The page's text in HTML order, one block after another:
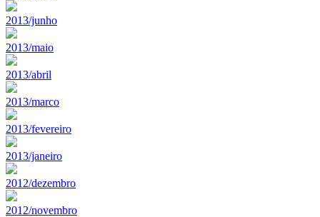
2013/junho
2013/maio
2013/abril
2013/marco
2013/fevereiro
2013/janeiro
2012/dezembro
2012/novembro